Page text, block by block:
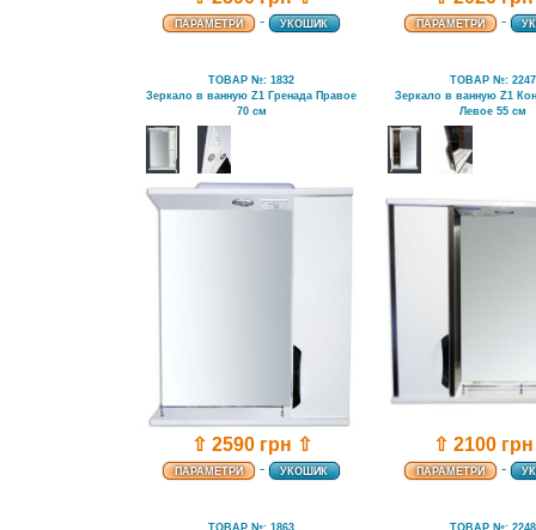
ПАРАМЕТРИ - УКОШИК ПАРАМЕТРИ -
ТОВАР №: 1832
Зеркало в ванную Z1 Гренада Правое
70 см
⇧ 2590 грн ⇧
ПАРАМЕТРИ - УКОШИК
ТОВАР №: 2247
Зеркало в ванную Z1
Левое 55 см
⇧ 2100
ПАРАМЕТРИ -
ТОВАР №: 1863 ТОВАР №: 2248